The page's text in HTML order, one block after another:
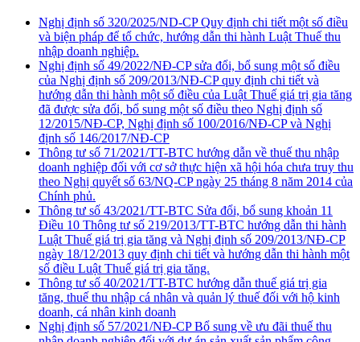
Nghị định số 320/2025/ND-CP Quy định chi tiết một số điều
và biện pháp để tổ chức, hướng dẫn thi hành Luật Thuế thu
nhập doanh nghiệp.
Nghị định số 49/2022/NĐ-CP sửa đổi, bổ sung một số điều
của Nghị định số 209/2013/NĐ-CP quy định chi tiết và
hướng dẫn thi hành một số điều của Luật Thuế giá trị gia tăng
đã được sửa đổi, bổ sung một số điều theo Nghị định số
12/2015/NĐ-CP, Nghị định số 100/2016/NĐ-CP và Nghị
định số 146/2017/NĐ-CP
Thông tư số 71/2021/TT-BTC hướng dẫn về thuế thu nhập
doanh nghiệp đối với cơ sở thực hiện xã hội hóa chưa truy thu
theo Nghị quyết số 63/NQ-CP ngày 25 tháng 8 năm 2014 của
Chính phủ.
Thông tư số 43/2021/TT-BTC Sửa đổi, bổ sung khoản 11
Điều 10 Thông tư số 219/2013/TT-BTC hướng dẫn thi hành
Luật Thuế giá trị gia tăng và Nghị định số 209/2013/NĐ-CP
ngày 18/12/2013 quy định chi tiết và hướng dẫn thi hành một
số điều Luật Thuế giá trị gia tăng.
Thông tư số 40/2021/TT-BTC hướng dẫn thuế giá trị gia
tăng, thuế thu nhập cá nhân và quản lý thuế đối với hộ kinh
doanh, cá nhân kinh doanh
Nghị định số 57/2021/NĐ-CP Bổ sung về ưu đãi thuế thu